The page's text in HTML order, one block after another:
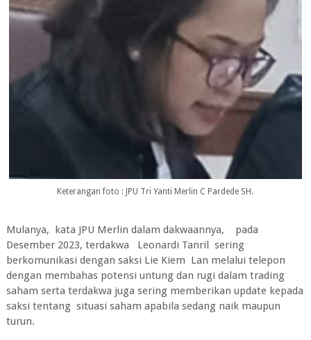
Keterangan foto : JPU Tri Yanti Merlin C Pardede SH.
Mulanya, kata JPU Merlin dalam dakwaannya, pada
Desember 2023, terdakwa Leonardi Tanril sering
berkomunikasi dengan saksi Lie Kiem Lan melalui telepon
dengan membahas potensi untung dan rugi dalam trading
saham serta terdakwa juga sering memberikan update kepada
saksi tentang situasi saham apabila sedang naik maupun
turun.